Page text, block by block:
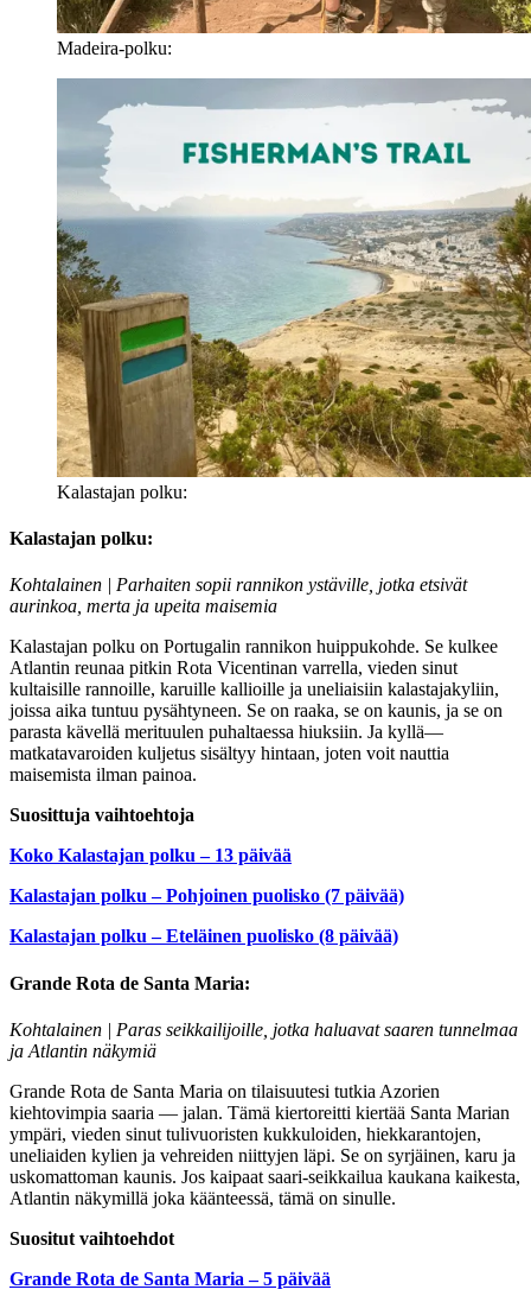
Madeira-polku:
Kalastajan polku:
Kalastajan polku:
Kohtalainen | Parhaiten sopii rannikon ystäville, jotka etsivät
aurinkoa, merta ja upeita maisemia
Kalastajan polku on Portugalin rannikon huippukohde. Se kulkee
Atlantin reunaa pitkin Rota Vicentinan varrella, vieden sinut
kultaisille rannoille, karuille kallioille ja uneliaisiin kalastajakyliin,
joissa aika tuntuu pysähtyneen. Se on raaka, se on kaunis, ja se on
parasta kävellä merituulen puhaltaessa hiuksiin. Ja kyllä—
matkatavaroiden kuljetus sisältyy hintaan, joten voit nauttia
maisemista ilman painoa.
Suosittuja vaihtoehtoja
Koko Kalastajan polku – 13 päivää
Kalastajan polku – Pohjoinen puolisko (7 päivää)
Kalastajan polku – Eteläinen puolisko (8 päivää)
Grande Rota de Santa Maria:
Kohtalainen | Paras seikkailijoille, jotka haluavat saaren tunnelmaa
ja Atlantin näkymiä
Grande Rota de Santa Maria on tilaisuutesi tutkia Azorien
kiehtovimpia saaria — jalan. Tämä kiertoreitti kiertää Santa Marian
ympäri, vieden sinut tulivuoristen kukkuloiden, hiekkarantojen,
uneliaiden kylien ja vehreiden niittyjen läpi. Se on syrjäinen, karu ja
uskomattoman kaunis. Jos kaipaat saari-seikkailua kaukana kaikesta,
Atlantin näkymillä joka käänteessä, tämä on sinulle.
Suositut vaihtoehdot
Grande Rota de Santa Maria – 5 päivää